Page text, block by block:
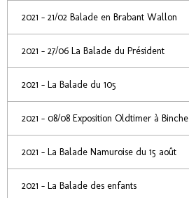
2021 - 21/02 Balade en Brabant Wallon
2021 - 27/06 La Balade du Président
2021 - La Balade du 105
2021 - 08/08 Exposition Oldtimer à Binche
2021 - La Balade Namuroise du 15 août
2021 - La Balade des enfants